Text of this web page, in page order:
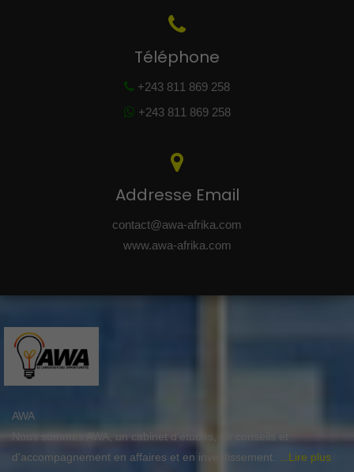
Téléphone
+243 811 869 258
+243 811 869 258
Addresse Email
contact@awa-afrika.com
www.awa-afrika.com
AWA
Nous sommes AWA, un cabinet d’études, de conseils et
d'accompagnement en affaires et en investissement.
...Lire plus